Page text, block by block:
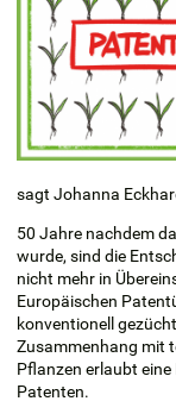
sagt Johanna
50 Jahre nachdem
wurde, sind die
nicht mehr in
Europäischen
konventionell
Zusammenhang mit
Pflanzen erlaubt
Patenten.